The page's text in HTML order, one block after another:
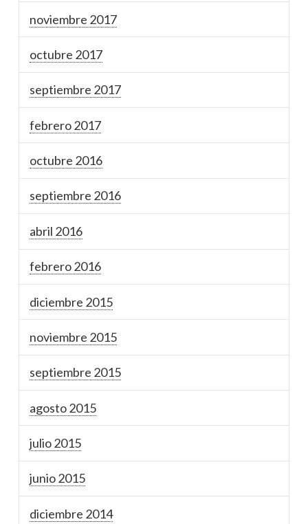
noviembre 2017
octubre 2017
septiembre 2017
febrero 2017
octubre 2016
septiembre 2016
abril 2016
febrero 2016
diciembre 2015
noviembre 2015
septiembre 2015
agosto 2015
julio 2015
junio 2015
diciembre 2014